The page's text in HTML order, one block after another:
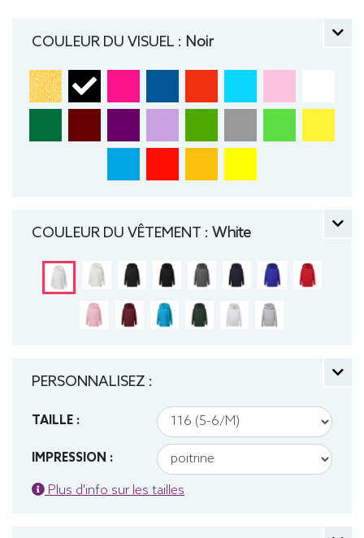
140 (9-10 ans), 152 (11-12 ans) manche longue,
COULEUR DU VISUEL : Noir
COULEUR DU VÊTEMENT : White
PERSONNALISEZ :
TAILLE :
IMPRESSION :
Plus d'info sur les tailles